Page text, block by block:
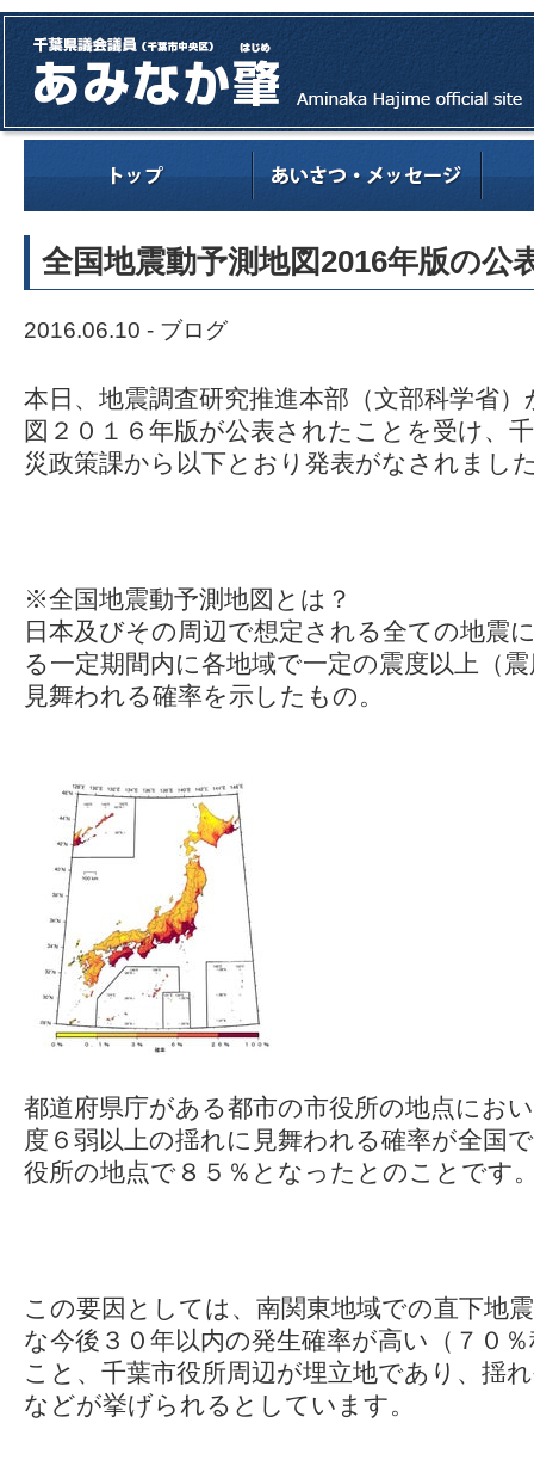
全国地震動予測地図2016年版の公
2016.06.10 - ブログ
本日、地震調査研究推進本部（文部科学省
図２０１６年版が公表されたことを受け、
災政策課から以下とおり発表がなされまし
※全国地震動予測地図とは？
日本及びその周辺で想定される全ての地震
る一定期間内に各地域で一定の震度以上（
見舞われる確率を示したもの。
都道府県庁がある都市の市役所の地点にお
度６弱以上の揺れに見舞われる確率が全国
役所の地点で８５％となったとのことです
この要因としては、南関東地域での直下地
な今後３０年以内の発生確率が高い（７０
こと、千葉市役所周辺が埋立地であり、揺
などが挙げられるとしています。